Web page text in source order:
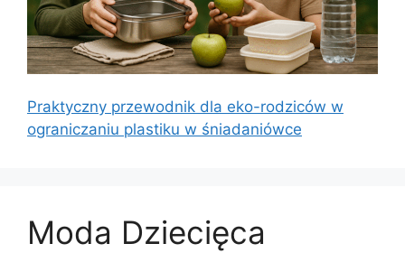
Praktyczny przewodnik dla eko-rodziców w
ograniczaniu plastiku w śniadaniówce
Moda Dziecięca